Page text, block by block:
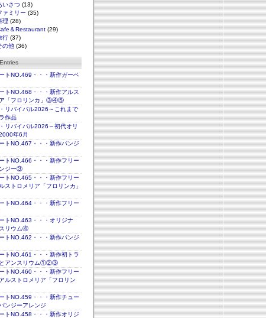
いさつ (13)
ァミリー (35)
理 (28)
＆Restaurant (29)
行 (37)
の他 (36)
トNO.469・・・新作ガーベ
トNO.468・・・新作アルス
ア「フロリンカ」③④⑤
リバイバル2026～これまで
作品
リバイバル2026～初代オリ
年6月
トNO.467・・・新作パンジ
トNO.466・・・新作フリー
ジー③
トNO.465・・・新作フリー
ストロメリア「フロリンカ」
トNO.464・・・新作フリー
トNO.463・・・オリジナ
リウム④
トNO.462・・・新作パンジ
トNO.461・・・新作初トラ
とアンスリウム①②③
トNO.460・・・新作フリー
ルストロメリア「フロリン
トNO.459・・・新作チュー
ンジーアレンジ
トNO.458・・・新作オリジ